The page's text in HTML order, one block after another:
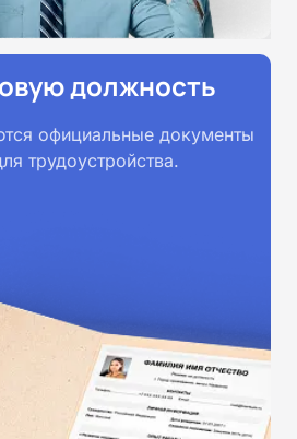
должность
официальные документы
трудоустройства.